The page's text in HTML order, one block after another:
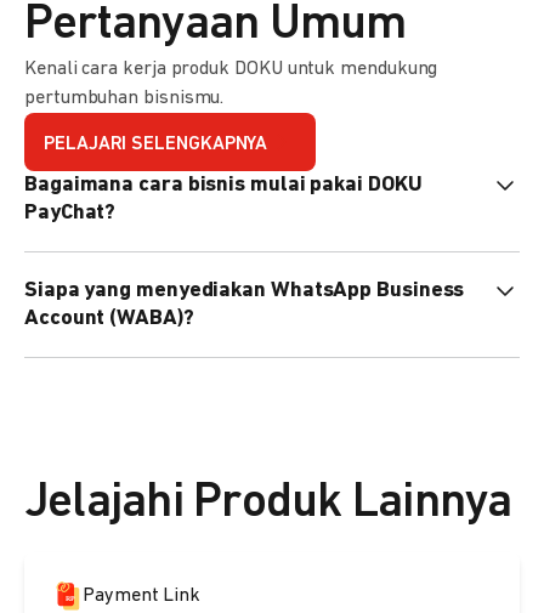
Pertanyaan Umum
Kenali cara kerja produk DOKU untuk mendukung
pertumbuhan bisnismu.
PELAJARI SELENGKAPNYA
Bagaimana cara bisnis mulai pakai DOKU
PayChat?
nanti tim kami bantu setup. Bisa juga pakai nomor
WhatsApp bisnis yang sudah dimiliki sendiri, atau dari
DOKU yang buatkan WhatsApp Bisnis terverifikasi juga
Siapa yang menyediakan WhatsApp Business
Account (WABA)?
Jelajahi Produk Lainnya
Payment Link